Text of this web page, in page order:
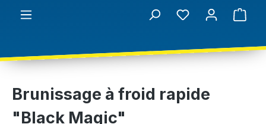
Brunissage à froid rapide
"Black Magic"